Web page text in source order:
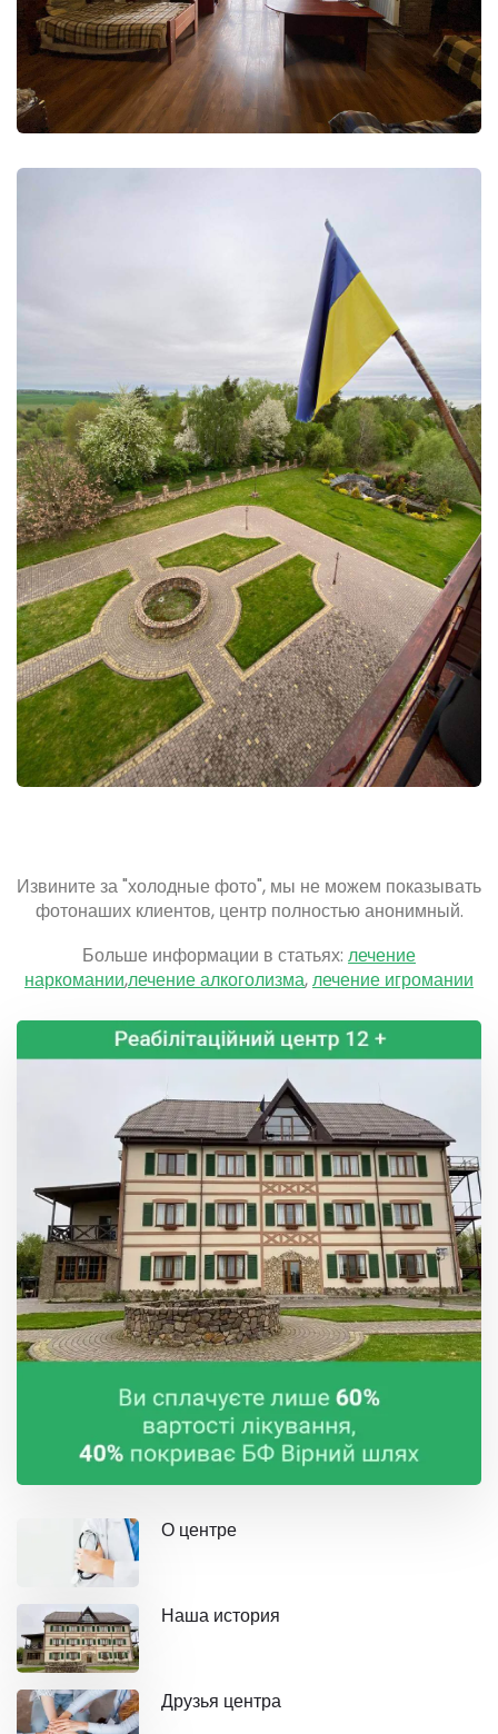
Извините за "холодные фото", мы не можем показывать
фотонаших клиентов, центр полностью анонимный.
Больше информации в статьях: лечение
наркомании,лечение алкоголизма,лечение игромании
О центре
Наша история
Друзья центра